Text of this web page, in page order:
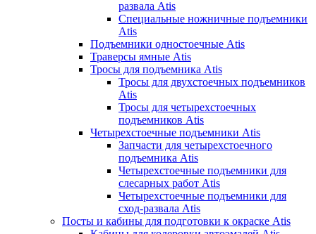
развала Atis
Специальные ножничные подъемники
Atis
Подъемники одностоечные Atis
Траверсы ямные Atis
Тросы для подъемника Atis
Тросы для двухстоечных подъемников
Atis
Тросы для четырехстоечных
подъемников Atis
Четырехстоечные подъемники Atis
Запчасти для четырехстоечного
подъемника Atis
Четырехстоечные подъемники для
слесарных работ Atis
Четырехстоечные подъемники для
сход-развала Atis
Посты и кабины для подготовки к окраске Atis